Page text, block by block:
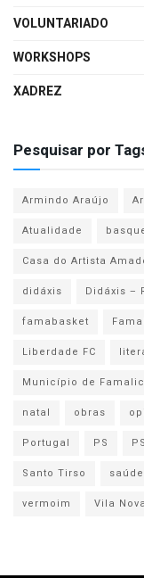
VOLUNTARIADO
WORKSHOPS
XADREZ
Pesquisar por
Armindo Araújo
Atualidade
Casa do Artista
didáxis
Didáxis –
famabasket
Liberdade FC
Município de
natal
obras
Portugal
PS
Santo Tirso
saúde
vermoim
Vila